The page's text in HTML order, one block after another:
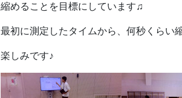
縮めることを目標にしています♫
最初に測定したタイムから、何秒くらい
楽しみです♪